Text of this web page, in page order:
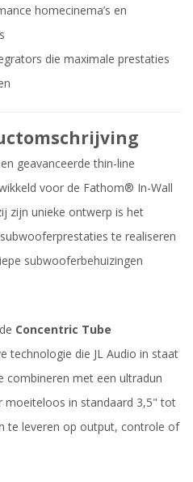
homecinema’s en
die maximale prestaties
geavanceerde thin-line
voor de Fathom® In-Wall
zijn unieke ontwerp is het
te realiseren
subwooferbehuizingen
Concentric Tube
technologie die JL Audio in staat
combineren met een ultradun
moeiteloos in standaard 3,5" tot
te leveren op output, controle of